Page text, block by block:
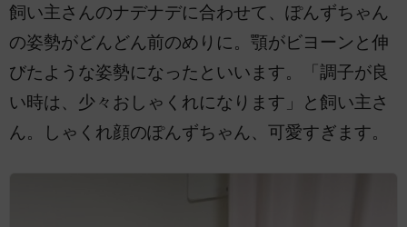
飼い主さんのナデナデに合わせて、ぽんずちゃん
の姿勢がどんどん前のめりに。顎がビヨーンと伸
びたような姿勢になったといいます。「調子が良
い時は、少々おしゃくれになります」と飼い主さ
ん。しゃくれ顔のぽんずちゃん、可愛すぎます。